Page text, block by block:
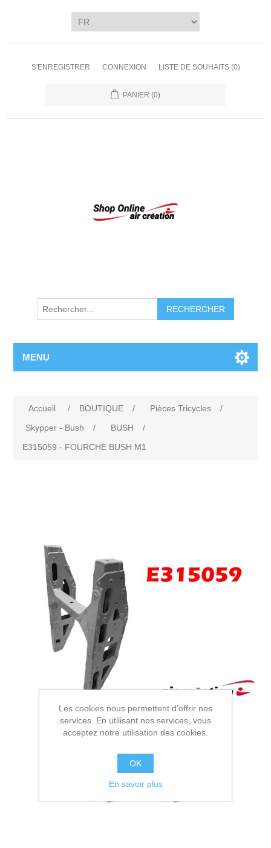
S'ENREGISTRER CONNEXION LISTE DE SOUHAITS (0)
PANIER (0)
RECHERCHER
MENU
Accueil / BOUTIQUE / Pièces Tricycles
/
Skypper - Bush
/ BUSH
/
E315059 - FOURCHE BUSH M1
Les cookies nous permettent d'offrir nos
services. En utilisant nos services, vous
acceptez notre utilisation des cookies.
OK
En savoir plus